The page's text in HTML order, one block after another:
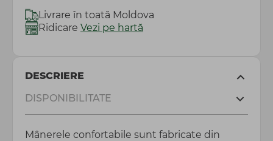
Livrare în toată Moldova
Ridicare Vezi pe hartă
DESCRIERE
DISPONIBILITATE
Mânerele confortabile sunt fabricate din